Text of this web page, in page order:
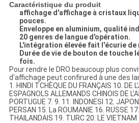
Caractéristique du produit
affichage d'affichage à cristaux
pouces.
Enveloppe en aluminium, qualité
20 genres de langue d'opération.
L'intégration élevée fait l'écurie
Durée de vie de bouton de touche
fois.
Pour rendre le DRO beaucoup plus
d'affichage peut confirured à une des
1. HINDI TCHÈQUE DU FRANÇAIS 10. DE
ESPAGNOLS ALLEMANDS CHINOIS DE
PORTUGUE 7. 9. 11. INDONESI 12.
PERSAN 15. La ROUMANIE 16. RUSSE
THAILANDAIS 19. TURC 20. LE VIETNAM